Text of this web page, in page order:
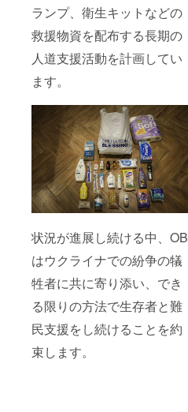
ランプ、衛生キットなどの
救援物資を配布する長期の
人道支援活動を計画してい
ます。
状況が進展し続ける中、OB
はウクライナでの紛争の犠
牲者に共に寄り添い、でき
る限りの方法で生存者と難
民支援をし続けることを約
束します。